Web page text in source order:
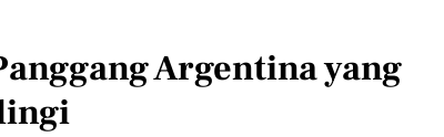
Argentina yang